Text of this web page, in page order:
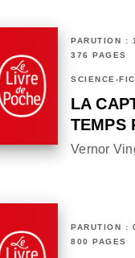
PARUTION :
376 PAGES
SCIENCE-
LA
TEMPS
Vernor
PARUTION :
800 PAGES